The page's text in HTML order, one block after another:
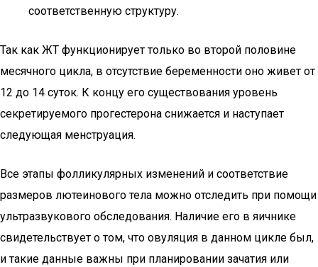
соответственную структуру.
Так как ЖТ функционирует только во второй половине
месячного цикла, в отсутствие беременности оно живет от
12 до 14 суток. К концу его существования уровень
секретируемого прогестерона снижается и наступает
следующая менструация.
Все этапы фолликулярных изменений и соответствие
размеров лютеинового тела можно отследить при помощи
ультразвукового обследования. Наличие его в яичнике
свидетельствует о том, что овуляция в данном цикле был,
и такие данные важны при планировании зачатия или